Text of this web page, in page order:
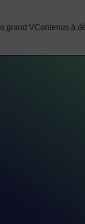
grand VContenus à